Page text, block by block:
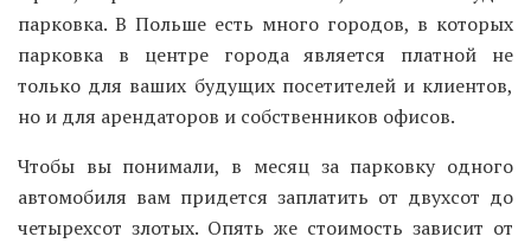
парковка. В Польше есть много городов, в которых
парковка в центре города является платной не
только для ваших будущих посетителей и клиентов,
но и для арендаторов и собственников офисов.
Чтобы вы понимали, в месяц за парковку одного
автомобиля вам придется заплатить от двухсот до
четырехсот злотых. Опять же стоимость зависит от